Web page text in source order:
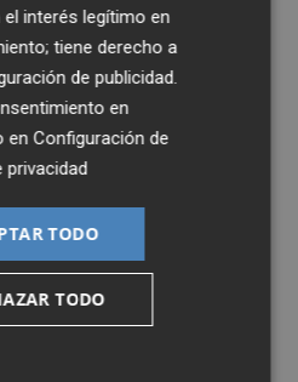
Djené, Abqar,
Martín o Javi
Sancris y Borja
Unai, Matías Moreno,
Olasa, Iván
interés legítimo en
tiene derecho a
de publicidad.
en
enConfiguración de
privacidad
TODO
TODO